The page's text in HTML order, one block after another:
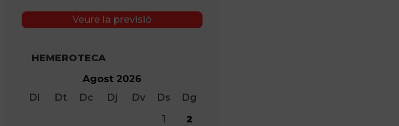
Veure la previsió
HEMEROTECA
Agost 2026
Dl
Dt Dc Dj Dv Ds
Dg
1
2